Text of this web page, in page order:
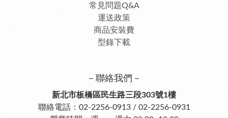
常見問題Q&A
運送政策
商品安裝費
型錄下載
－聯絡我們－
新北市板橋區民生路三段303號1樓
聯絡電話：02-2256-0913 / 02-2256-0931